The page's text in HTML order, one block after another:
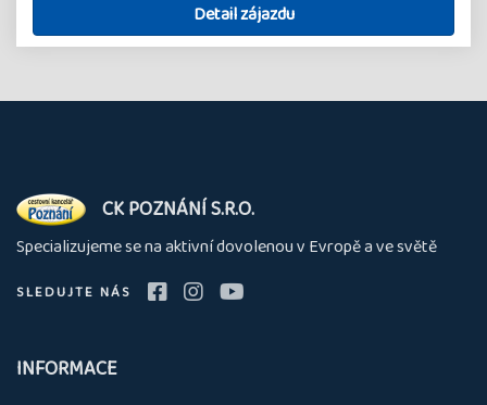
Detail zájazdu
O
nás
CK POZNÁNÍ S.R.O.
Specializujeme se na aktivní dovolenou v Evropě a ve světě
SLEDUJTE NÁS
INFORMACE